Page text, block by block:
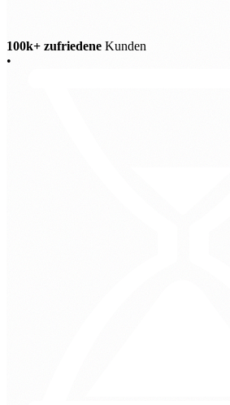
100k+ zufriedene Kunden
•